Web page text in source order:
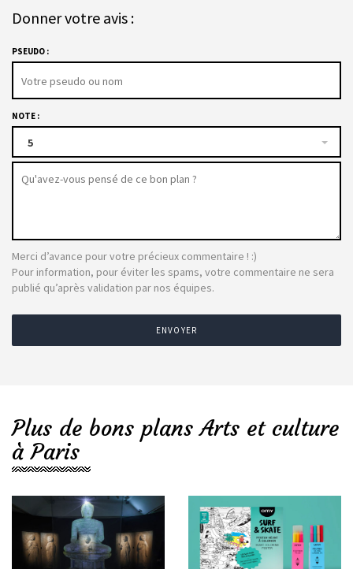
Donner votre avis :
PSEUDO :
NOTE :
5
Merci d’avance pour votre précieux commentaire ! :)
Pour information, pour éviter les spams, votre commentaire ne sera
publié qu’après validation par nos équipes.
ENVOYER
Plus de bons plans Arts et culture
à Paris